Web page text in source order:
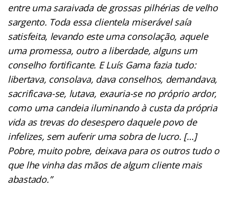
entre uma saraivada de grossas pilhérias de velho
sargento. Toda essa clientela miserável saía
satisfeita, levando este uma consolação, aquele
uma promessa, outro a liberdade, alguns um
conselho fortificante. E Luís Gama fazia tudo:
libertava, consolava, dava conselhos, demandava,
sacrificava-se, lutava, exauria-se no próprio ardor,
como uma candeia iluminando à custa da própria
vida as trevas do desespero daquele povo de
infelizes, sem auferir uma sobra de lucro. […]
Pobre, muito pobre, deixava para os outros tudo o
que lhe vinha das mãos de algum cliente mais
abastado.”